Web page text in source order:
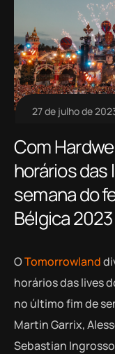
27 de julho de
Com
horários das
semana do
Bélgica 2023
OTomorrowland
horários das lives
no último fim de
Martin Garrix,
Sebastian